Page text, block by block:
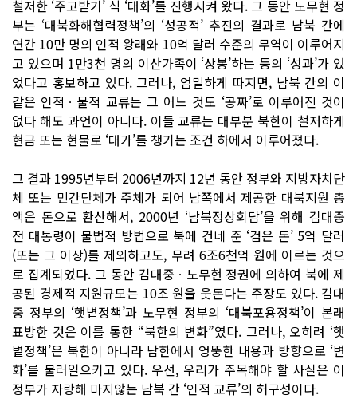
철저한 ‘주고받기’ 식 ‘대화’를 진행시켜 왔다. 그 동안 노무현 정
부는 ‘대북화해협력정책’의 ‘성공적’ 추진의 결과로 남북 간에
연간 10만 명의 인적 왕래와 10억 달러 수준의 무역이 이루어지
고 있으며 1만3천 명의 이산가족이 ‘상봉’하는 등의 ‘성과’가 있
었다고 홍보하고 있다. 그러나, 엄밀하게 따지면, 남북 간의 이
같은 인적ㆍ물적 교류는 그 어느 것도 ‘공짜’로 이루어진 것이
없다 해도 과언이 아니다. 이들 교류는 대부분 북한이 철저하게
현금 또는 현물로 ‘대가’를 챙기는 조건 하에서 이루어졌다.
그 결과 1995년부터 2006년까지 12년 동안 정부와 지방자치단
체 또는 민간단체가 주체가 되어 남쪽에서 제공한 대북지원 총
액은 돈으로 환산해서, 2000년 ‘남북정상회담’을 위해 김대중
전 대통령이 불법적 방법으로 북에 건네 준 ‘검은 돈’ 5억 달러
(또는 그 이상)를 제외하고도, 무려 6조6천억 원에 이르는 것으
로 집계되었다. 그 동안 김대중ㆍ노무현 정권에 의하여 북에 제
공된 경제적 지원규모는 10조 원을 웃돈다는 주장도 있다. 김대
중 정부의 ‘햇볕정책’과 노무현 정부의 ‘대북포용정책’이 본래
표방한 것은 이를 통한 “북한의 변화”였다. 그러나, 오히려 ‘햇
볕정책’은 북한이 아니라 남한에서 엉뚱한 내용과 방향으로 ‘변
화’를 불러일으키고 있다. 우선, 우리가 주목해야 할 사실은 이
정부가 자랑해 마지않는 남북 간 ‘인적 교류’의 허구성이다.